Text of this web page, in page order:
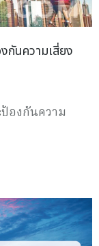
กันความเสี่ยง
องกันความ